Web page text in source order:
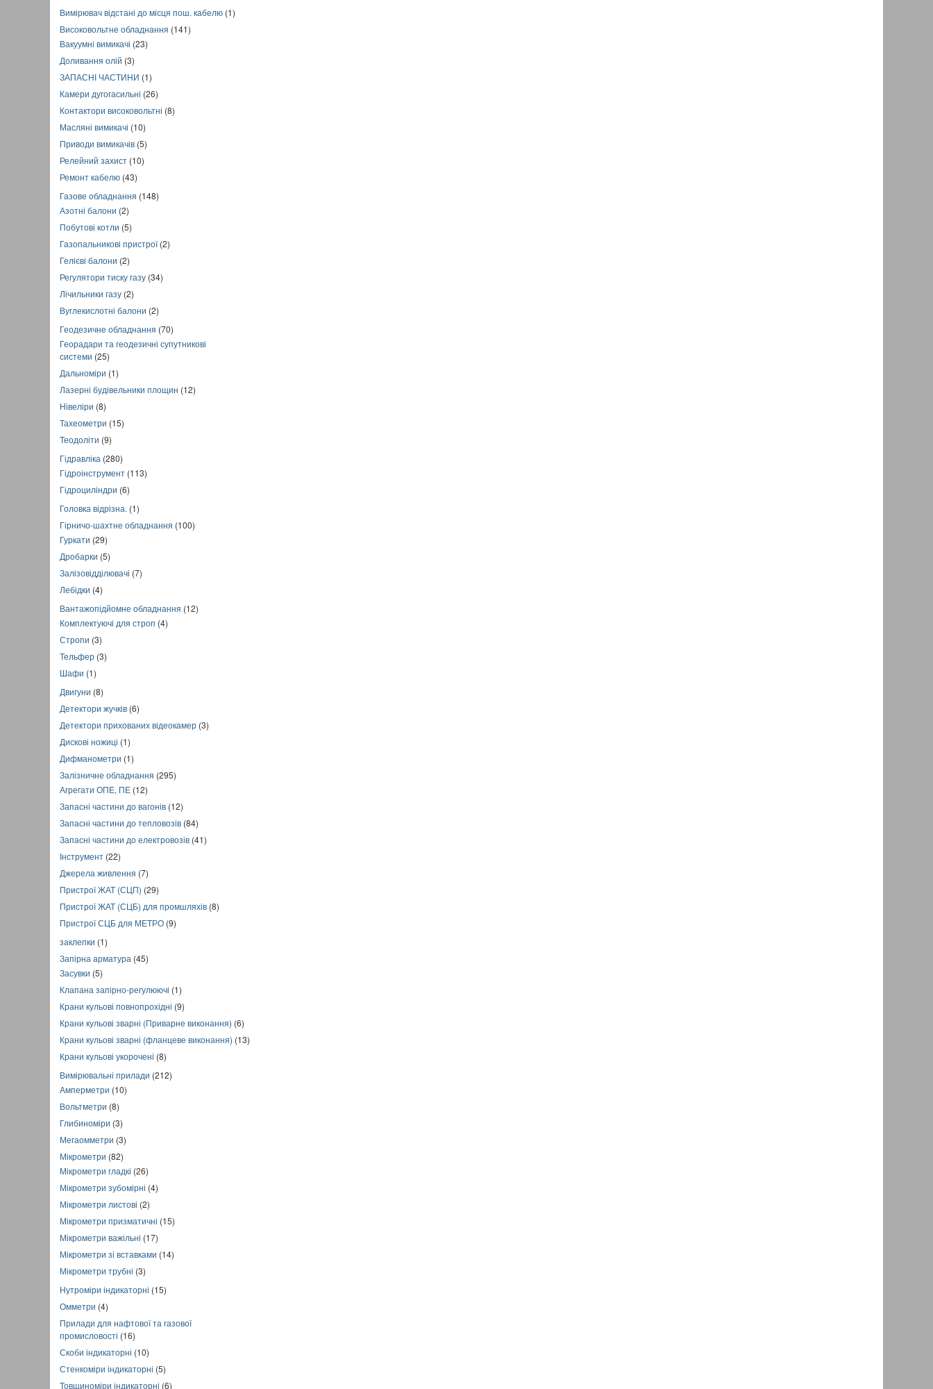
Вимірювач відстані до місця пош. кабелю (1)
Високовольтне обладнання (141)
Вакуумні вимикачі (23)
Доливання олій (3)
ЗАПАСНІ ЧАСТИНИ (1)
Камери дугогасильні (26)
Контактори високовольтні (8)
Масляні вимикачі (10)
Приводи вимикачів (5)
Релейний захист (10)
Ремонт кабелю (43)
Газове обладнання (148)
Азотні балони (2)
Побутові котли (5)
Газопальникові пристрої(2)
Гелієві балони (2)
Регулятори тиску газу (34)
Лічильники газу (2)
Вуглекислотні балони (2)
Геодезичне обладнання (70)
Георадари та геодезичні супутникові
системи (25)
Дальноміри (1)
Лазерні будівельники площин (12)
Нівеліри (8)
Тахеометри (15)
Теодоліти (9)
Гідравліка (280)
Гідроінструмент (113)
Гідроциліндри (6)
Головка відрізна. (1)
Гірничо-шахтне обладнання (100)
Гуркати (29)
Дробарки (5)
Залізовідділювачі (7)
Лебідки (4)
Вантажопідйомне обладнання (12)
Комплектуючі для строп (4)
Стропи (3)
Тельфер (3)
Шафи (1)
Двигуни (8)
Детектори жучків (6)
Детектори прихованих відеокамер (3)
Дискові ножиці (1)
Дифманометри (1)
Залізничне обладнання (295)
Агрегати ОПЕ, ПЕ (12)
Запасні частини до вагонів (12)
Запасні частини до тепловозів (84)
Запасні частини до електровозів (41)
Інструмент (22)
Джерела живлення (7)
Пристрої ЖАТ (СЦП) (29)
Пристрої ЖАТ (СЦБ) для промшляхів (8)
Пристрої СЦБ для МЕТРО (9)
заклепки (1)
Запірна арматура (45)
Засувки (5)
Клапана запірно-регулюючі (1)
Крани кульові повнопрохідні (9)
Крани кульові зварні (Приварне виконання) (6)
Крани кульові зварні (фланцеве виконання) (13)
Крани кульові укорочені (8)
Вимірювальні прилади (212)
Амперметри (10)
Вольтметри (8)
Глибиноміри (3)
Мегаомметри (3)
Мікрометри (82)
Мікрометри гладкі (26)
Мікрометри зубомірні (4)
Мікрометри листові (2)
Мікрометри призматичні (15)
Мікрометри важільні (17)
Мікрометри зі вставками (14)
Мікрометри трубні (3)
Нутроміри індикаторні (15)
Омметри (4)
Прилади для нафтової та газової
промисловості (16)
Скоби індикаторні (10)
Стенкоміри індикаторні (5)
Товщиноміри індикаторні (6)